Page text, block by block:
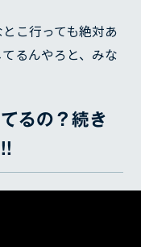
こ行っても絶対あ
るんやろと、みな
るの？続き